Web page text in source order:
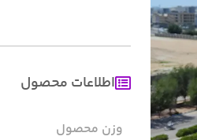
اطلاعات محصول
وزن محصول